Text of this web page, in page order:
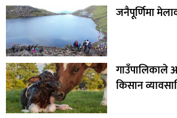
जनैपूर्णिमा
गाउँपालिकाले
किसान